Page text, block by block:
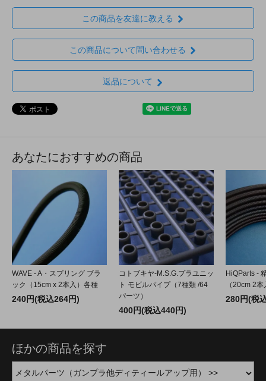
この商品を友達に教える
この商品について問い合わせる
返品について
あなたにおすすめの商品
WAVE - A・スプリング ブラ
ック（15cm x 2本入）各種
240円(税込264円)
コトブキヤ-M.S.G.プラユニッ
ト モビルパイプ（7種類 /64
パーツ）
400円(税込440円)
HiQParts -
（20cm 2
280円(税
ほかの商品を探す